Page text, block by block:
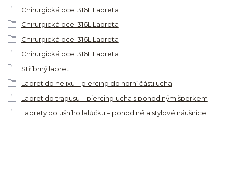
Chirurgická ocel 316L Labreta
Chirurgická ocel 316L Labreta
Chirurgická ocel 316L Labreta
Chirurgická ocel 316L Labreta
Stříbrný labret
Labret do helixu – piercing do horní části ucha
Labret do tragusu – piercing ucha s pohodlným šperkem
Labrety do ušního lalůčku – pohodlné a stylové náušnice